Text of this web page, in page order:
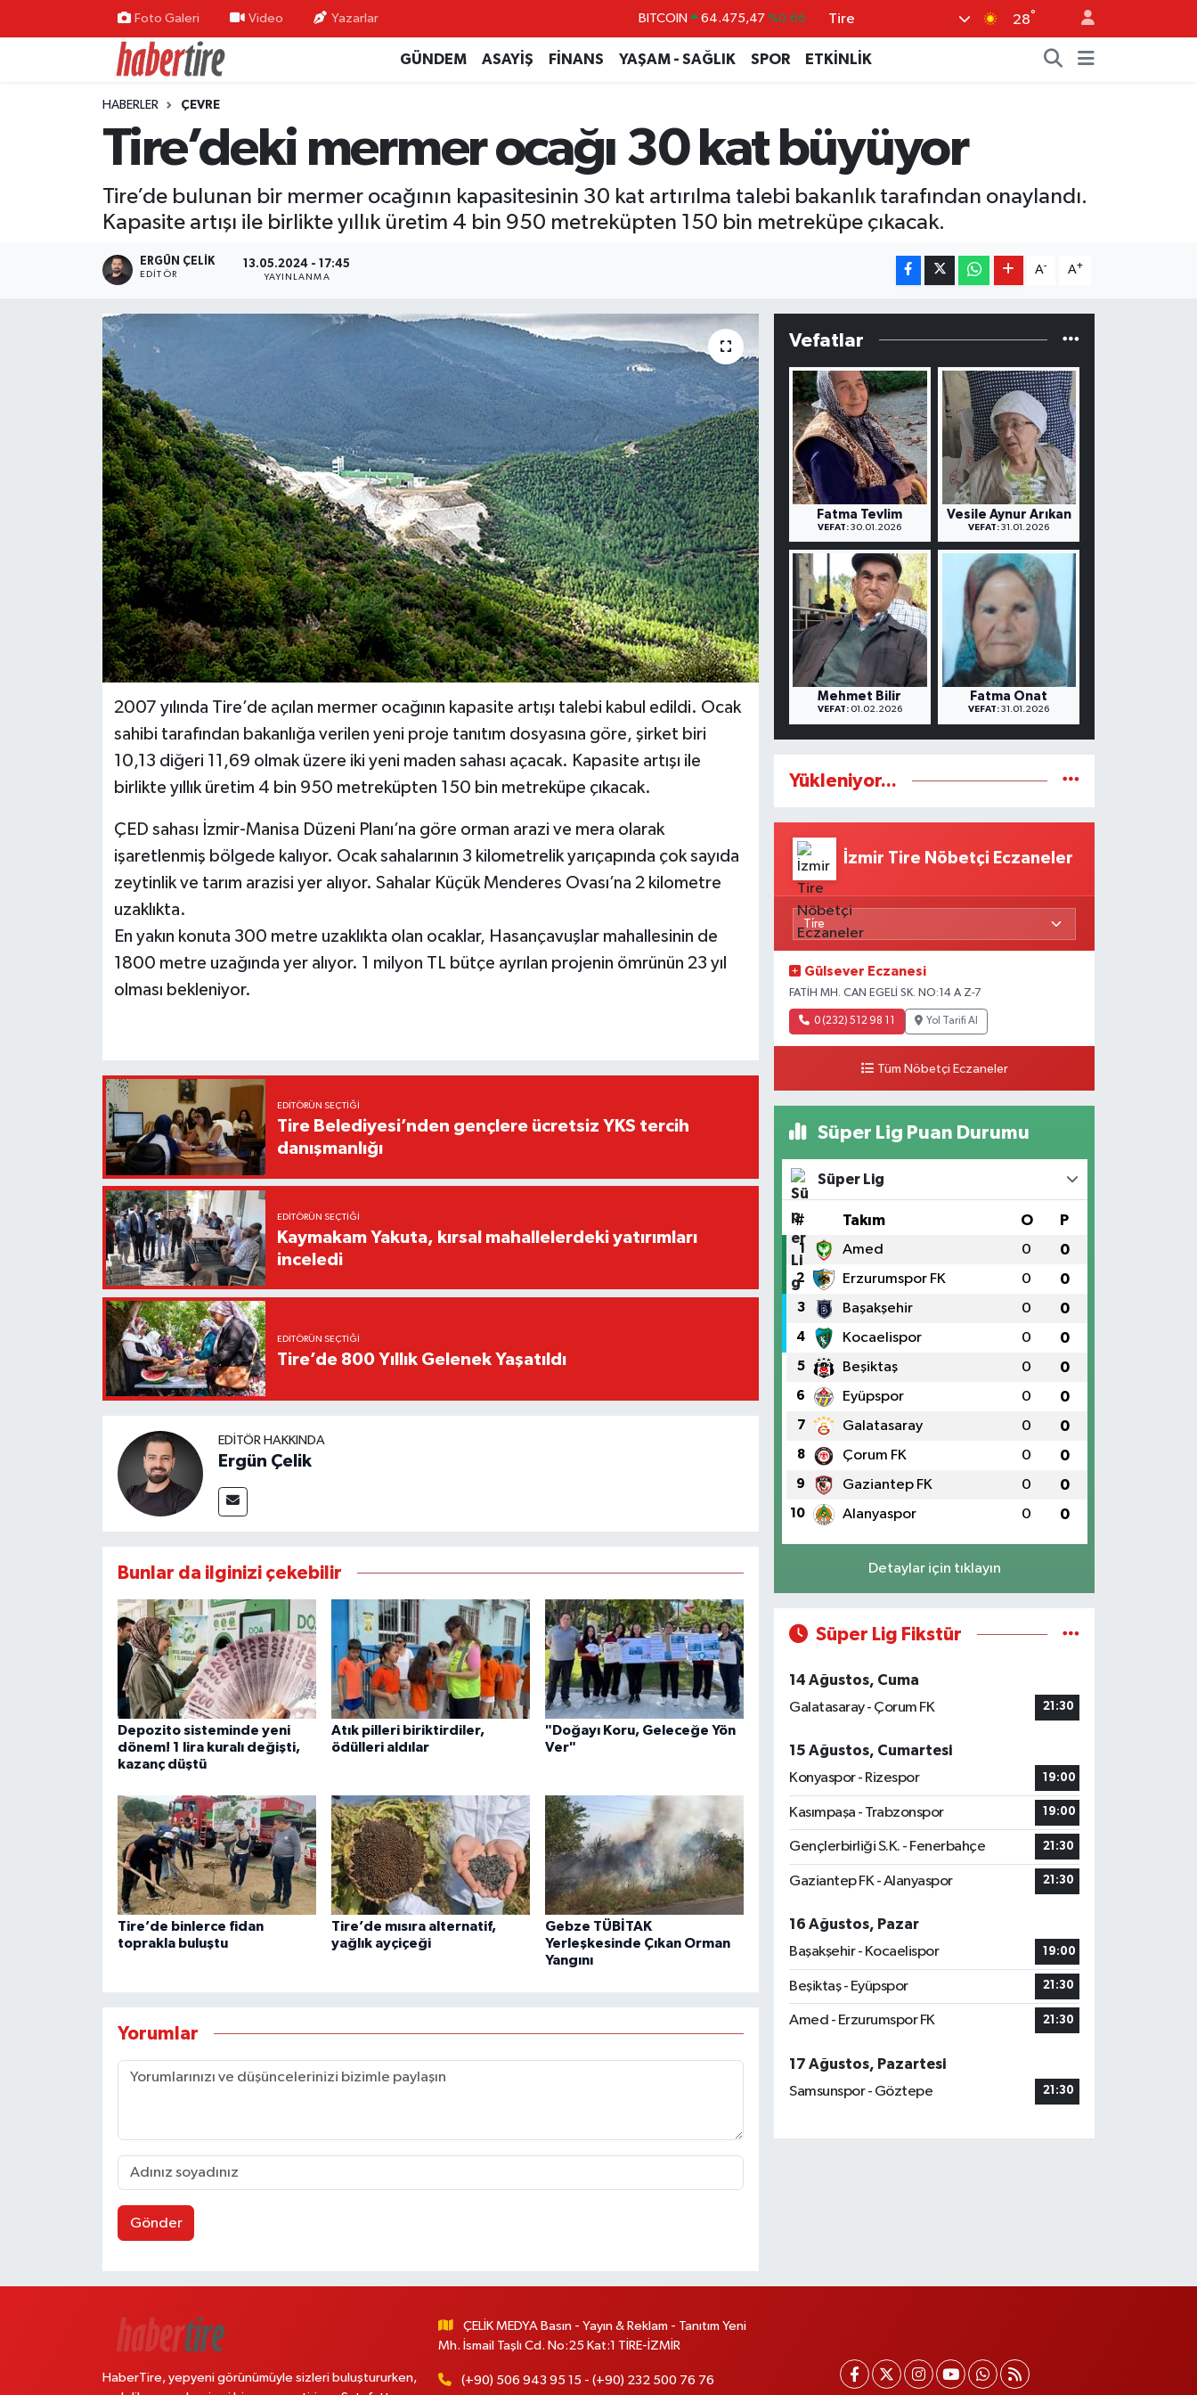
Foto Galeri Video Yazarlar BITCOIN 64.475,47 %0.66
DOLAR 47,5986 %0.06
GRAM ALTIN 6518.23 %0.39
Tire 28°
GÜNDEM ASAYİŞ FİNANS YAŞAM - SAĞLIK SPOR ETKİNLİK
HABERLER ÇEVRE
Tire’deki mermer ocağı 30 kat büyüyor
Tire’de bulunan bir mermer ocağının kapasitesinin 30 kat artırılma talebi bakanlık tarafından onaylandı.
Kapasite artışı ile birlikte yıllık üretim 4 bin 950 metreküpten 150 bin metreküpe çıkacak.
ERGÜN ÇELIK
EDITÖR
13.05.2024 - 17:45
YAYINLANMA
A- A+
2007 yılında Tire’de açılan mermer ocağının kapasite artışı talebi kabul edildi. Ocak
sahibi tarafından bakanlığa verilen yeni proje tanıtım dosyasına göre, şirket biri
10,13 diğeri 11,69 olmak üzere iki yeni maden sahası açacak. Kapasite artışı ile
birlikte yıllık üretim 4 bin 950 metreküpten 150 bin metreküpe çıkacak.
ÇED sahası İzmir-Manisa Düzeni Planı’na göre orman arazi ve mera olarak
işaretlenmiş bölgede kalıyor. Ocak sahalarının 3 kilometrelik yarıçapında çok sayıda
zeytinlik ve tarım arazisi yer alıyor. Sahalar Küçük Menderes Ovası’na 2 kilometre
uzaklıkta.
En yakın konuta 300 metre uzaklıkta olan ocaklar, Hasançavuşlar mahallesinin de
1800 metre uzağında yer alıyor. 1 milyon TL bütçe ayrılan projenin ömrünün 23 yıl
olması bekleniyor.
EDITÖRÜN SEÇTIĞI
Tire Belediyesi’nden gençlere ücretsiz YKS tercih
danışmanlığı
EDITÖRÜN SEÇTIĞI
Kaymakam Yakuta, kırsal mahallelerdeki yatırımları
inceledi
EDITÖRÜN SEÇTIĞI
Tire’de 800 Yıllık Gelenek Yaşatıldı
EDITÖR HAKKINDA
Ergün Çelik
Bunlar da ilginizi çekebilir
Depozito sisteminde yeni
dönem! 1 lira kuralı değişti,
kazanç düştü
Atık pilleri biriktirdiler,
ödülleri aldılar
"Doğayı Koru, Geleceğe Yön
Ver"
Tire’de binlerce fidan
toprakla buluştu
Tire’de mısıra alternatif,
yağlık ayçiçeği
Gebze TÜBİTAK
Yerleşkesinde Çıkan Orman
Yangını
Yorumlar
Gönder
Vefatlar
Fatma Tevlim
VEFAT: 30.01.2026
Vesile Aynur Arıkan
VEFAT: 31.01.2026
Mehmet Bilir
VEFAT:01.02.2026
Fatma Onat
VEFAT: 31.01.2026
Yükleniyor...
İzmir Tire Nöbetçi Eczaneler
Gülsever Eczanesi
FATİH MH. CAN EGELİ SK. NO:14 A Z-7
0 (232) 512 98 11 Yol Tarifi Al
Tüm Nöbetçi Eczaneler
Süper Lig Puan Durumu
Süper Lig
# Takım O P
1 Amed 0 0
2 Erzurumspor FK 0 0
3 Başakşehir 0 0
4 Kocaelispor 0 0
5 Beşiktaş 0 0
6 Eyüpspor 0 0
7 Galatasaray 0 0
8 Çorum FK 0 0
9 Gaziantep FK 0 0
10 Alanyaspor 0 0
Detaylar için tıklayın
Süper Lig Fikstür
14 Ağustos, Cuma
Galatasaray - Çorum FK
21:30
15 Ağustos, Cumartesi
Konyaspor - Rizespor
19:00
Kasımpaşa - Trabzonspor 19:00
Gençlerbirliği S.K. - Fenerbahçe 21:30
Gaziantep FK - Alanyaspor 21:30
16 Ağustos, Pazar
Başakşehir - Kocaelispor
19:00
Beşiktaş - Eyüpspor 21:30
Amed - Erzurumspor FK 21:30
17 Ağustos, Pazartesi
Samsunspor - Göztepe
21:30
HaberTire, yepyeni görünümüyle sizleri buluştururken,
ÇELİK MEDYA Basın - Yayın & Reklam - Tanıtım Yeni
Mh. İsmail Taşlı Cd. No:25 Kat:1 TİRE-İZMİR
(+90) 506 943 95 15 - (+90) 232 500 76 76
Tire Nöbetçi Eczaneler
Tire Hava Durumu
Tire Trafik Yoğunluk Haritası
Süper Lig Puan Durumu ve Fikstür
Haber Arşivi